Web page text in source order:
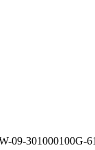
09-301000100G-